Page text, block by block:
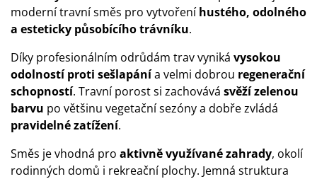
moderní travní směs pro vytvořeníhustého, odolného
a esteticky působícího trávníku.
Díky profesionálním odrůdám trav vyniká vysokou
odolností proti sešlapánía velmi dobrou regenerační
schopností. Travní porost si zachovává svěží zelenou
barvu po většinu vegetační sezóny a dobře zvládá
pravidelné zatížení.
Směs je vhodná pro aktivně využívané zahrady, okolí
rodinných domů i rekreační plochy. Jemná struktura